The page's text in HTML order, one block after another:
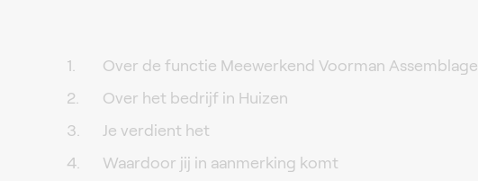
Over de functie Meewerkend Voorman Assemblage
Over het bedrijf in Huizen
Je verdient het
Waardoor jij in aanmerking komt